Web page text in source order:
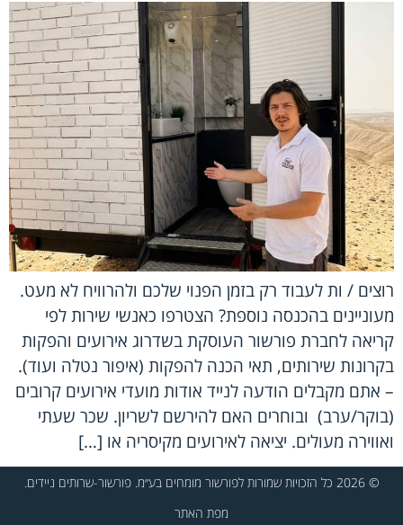
רוצים / ות לעבוד רק בזמן הפנוי שלכם ולהרוויח לא מעט.
מעוניינים בהכנסה נוספת? הצטרפו כאנשי שירות לפי
קריאה לחברת פורשור העוסקת בשדרוג אירועים והפקות
בקרונות שירותים, תאי הכנה להפקות (איפור נטלה ועוד).
– אתם מקבלים הודעה לנייד אודות מועדי אירועים קרובים
(בוקר/ערב) ובוחרים האם להירשם לשריון. שכר שעתי
ואווירה מעולים. יציאה לאירועים מקיסריה או […]
© 2026 כל הזכויות שמורות לפורשור מומחים בע״מ. פורשור-שרותים ניידים.
מפת האתר